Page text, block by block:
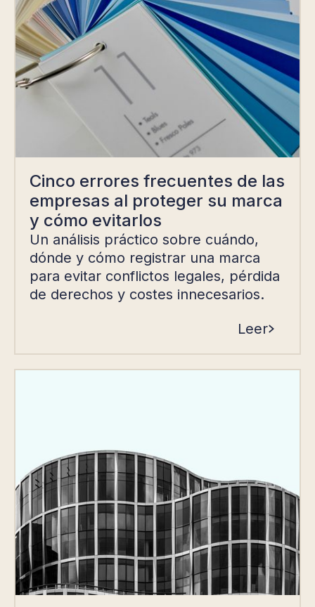
Cinco errores frecuentes de las
empresas al proteger su marca
y cómo evitarlos
Un análisis práctico sobre cuándo,
dónde y cómo registrar una marca
para evitar conflictos legales, pérdida
de derechos y costes innecesarios.
Leer